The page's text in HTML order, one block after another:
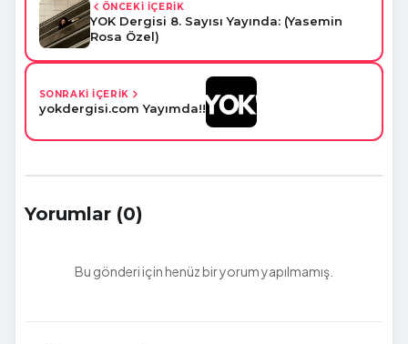
ÖNCEKİ İÇERİK
YOK Dergisi 8. Sayısı Yayında: (Yasemin
Rosa Özel)
SONRAKİ İÇERİK
yokdergisi.com Yayımda!!
Yorumlar (0)
Bu gönderi için henüz bir yorum yapılmamış.